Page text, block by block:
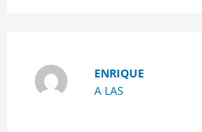
ENRIQUE
A LAS